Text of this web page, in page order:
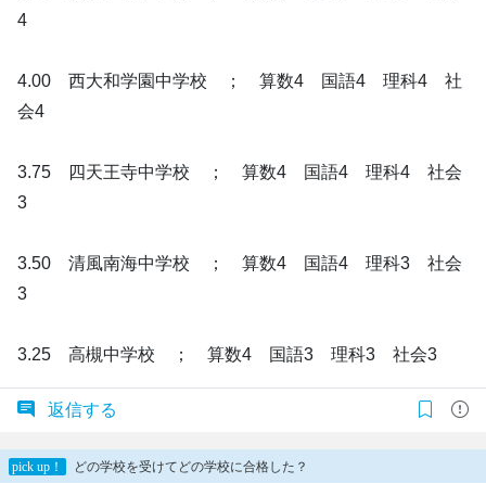
4
4.00 西大和学園中学校 ； 算数4 国語4 理科4 社
会4
3.75 四天王寺中学校 ； 算数4 国語4 理科4 社会
3
3.50 清風南海中学校 ； 算数4 国語4 理科3 社会
3
3.25 高槻中学校 ； 算数4 国語3 理科3 社会3
返信する